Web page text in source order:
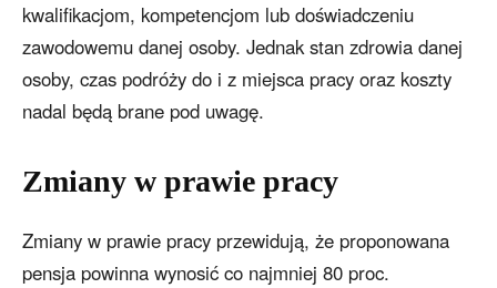
kwalifikacjom, kompetencjom lub doświadczeniu
zawodowemu danej osoby. Jednak stan zdrowia danej
osoby, czas podróży do i z miejsca pracy oraz koszty
nadal będą brane pod uwagę.
Zmiany w prawie pracy
Zmiany w prawie pracy przewidują, że proponowana
pensja powinna wynosić co najmniej 80 proc.